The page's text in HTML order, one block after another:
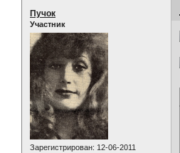
Пучок
Участник
Зарегистрирован: 12-06-2011